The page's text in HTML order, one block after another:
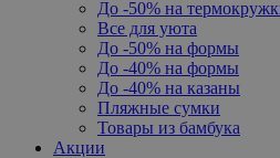
До -50% на
Все для уюта
До -50% на формы
До -40% на формы
До -40% на казаны
Пляжные сумки
Товары из бамбука
Акции